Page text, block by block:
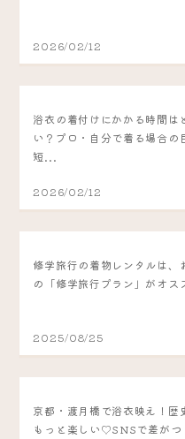
2026/02/12
浴衣の着付けにかかる時間は
い？プロ・自分で着る場合の
短...
2026/02/12
修学旅行の着物レンタルは、
の「修学旅行プラン」がオス
2025/08/25
京都・渡月橋で浴衣映え！歴
もっと楽しい♡SNSで差がつ